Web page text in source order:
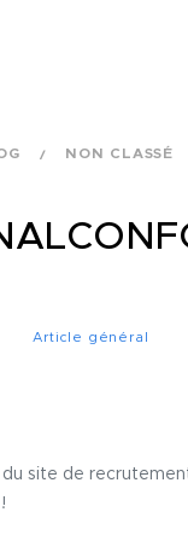
NON CLASSÉ
Article général
du site de